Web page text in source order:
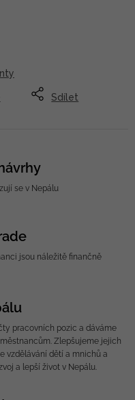
Sdílet
se v Nepálu
jsou náležitě finančně
pracovních pozic a dáváme
Zlepšujeme jejich
vzdělávání dětí a mnichů a
a lepší život v Nepálu.